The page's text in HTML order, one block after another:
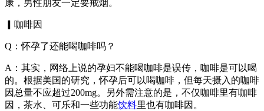
康，男性朋友一定要戒烟。
▎咖啡因
Q：怀孕了还能喝咖啡吗？
A：其实，网络上说的孕妇不能喝咖啡是误传，咖啡是可以喝
的。根据美国的研究，怀孕后可以喝咖啡，但每天摄入的咖啡
因总量不应超过200mg。另外需注意的是，不仅咖啡里有咖啡
因，茶水、可乐和一些功能饮料里也有咖啡因。